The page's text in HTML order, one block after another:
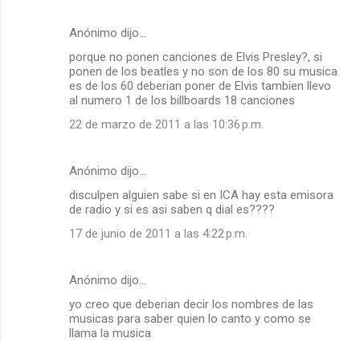
Anónimo dijo…
porque no ponen canciones de Elvis Presley?, si
ponen de los beatles y no son de los 80 su musica
es de los 60 deberian poner de Elvis tambien llevo
al numero 1 de los billboards 18 canciones
22 de marzo de 2011 a las 10:36 p.m.
Anónimo dijo…
disculpen alguien sabe si en ICA hay esta emisora
de radio y si es asi saben q dial es????
17 de junio de 2011 a las 4:22 p.m.
Anónimo dijo…
yo creo que deberian decir los nombres de las
musicas para saber quien lo canto y como se
llama la musica